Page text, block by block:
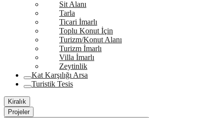
Sit Alanı
Tarla
Ticari İmarlı
Toplu Konut İçin
Turizm/Konut Alanı
Turizm İmarlı
Villa İmarlı
Zeytinlik
Kat Karşılığı Arsa
Turistik Tesis
Kiralık
Projeler